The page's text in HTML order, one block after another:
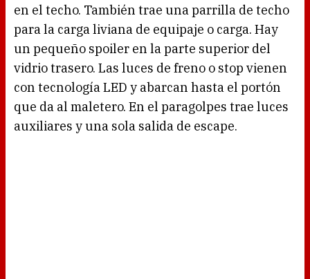
en el techo. También trae una parrilla de techo
para la carga liviana de equipaje o carga. Hay
un pequeño spoiler en la parte superior del
vidrio trasero. Las luces de freno o stop vienen
con tecnología LED y abarcan hasta el portón
que da al maletero. En el paragolpes trae luces
auxiliares y una sola salida de escape.